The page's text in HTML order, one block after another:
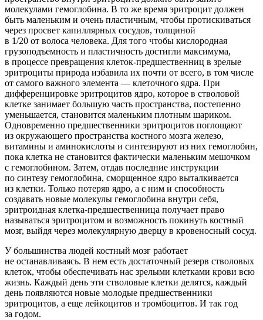
молекулами гемоглобина. В то же время эритроцит должен
быть маленьким и очень пластичным, чтобы протискиваться
через просвет капиллярных сосудов, толщиной
в 1/20 от волоса человека. Для того чтобы кислородная
грузоподъемность и пластичность достигли максимума,
в процессе превращения клеток-предшественниц в зрелые
эритроциты природа избавила их почти от всего, в том числе
от самого важного элемента — клеточного ядра. При
дифференцировке эритроцитов ядро, которое в стволовой
клетке занимает большую часть пространства, постепенно
уменьшается, становится маленьким плотным шариком.
Одновременно предшественники эритроцитов поглощают
из окружающего пространства костного мозга железо,
витамины и аминокислоты и синтезируют из них гемоглобин,
пока клетка не становится фактически маленьким мешочком
с гемоглобином. Затем, отдав последние инструкции
по синтезу гемоглобина, сморщенное ядро выталкивается
из клетки. Только потеряв ядро, а с ним и способность
создавать новые молекулы гемоглобина внутри себя,
эритроидная клетка-предшественница получает право
называться эритроцитом и возможность покинуть костный
мозг, выйдя через молекулярную дверцу в кровеносный сосуд.
У большинства людей костный мозг работает
не останавливаясь. В нем есть достаточный резерв стволовых
клеток, чтобы обеспечивать нас зрелыми клетками крови всю
жизнь. Каждый день эти стволовые клетки делятся, каждый
день появляются новые молодые предшественники
эритроцитов, а еще лейкоцитов и тромбоцитов. И так год
за годом.